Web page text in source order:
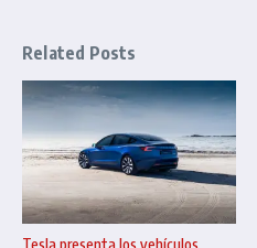
Related Posts
Tesla presenta los vehículos